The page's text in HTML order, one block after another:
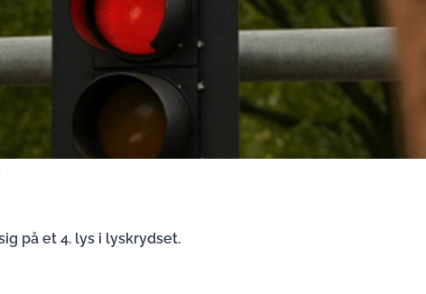
på et 4. lys i lyskrydset.